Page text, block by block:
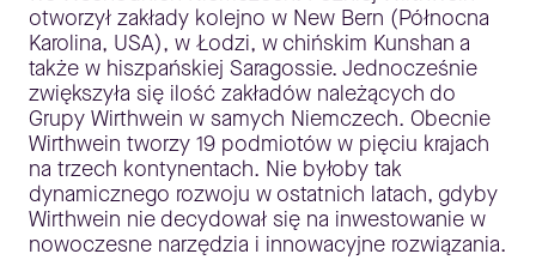
otworzył zakłady kolejno w New Bern (Północna
Karolina, USA), w Łodzi, w chińskim Kunshan a
także w hiszpańskiej Saragossie. Jednocześnie
zwiększyła się ilość zakładów należących do
Grupy Wirthwein w samych Niemczech. Obecnie
Wirthwein tworzy 19 podmiotów w pięciu krajach
na trzech kontynentach. Nie byłoby tak
dynamicznego rozwoju w ostatnich latach, gdyby
Wirthwein nie decydował się na inwestowanie w
nowoczesne narzędzia i innowacyjne rozwiązania.